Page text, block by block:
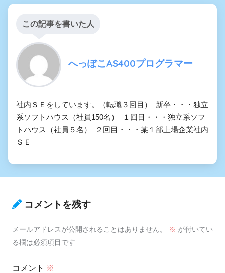
この記事を書いた人
へっぽこAS400プログラマー
社内ＳＥをしています。（転職３回目） 新卒・・・独立
系ソフトハウス（社員150名） １回目・・・独立系ソフ
トハウス（社員５名） ２回目・・・某１部上場企業社内
ＳＥ
コメントを残す
メールアドレスが公開されることはありません。 ※ が付いてい
る欄は必須項目です
コメント ※